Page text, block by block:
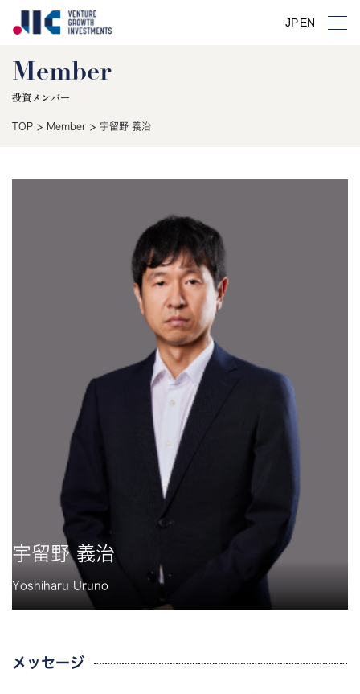
JPEN
Member
投資メンバー
TOP > Member > 宇留野 義治
宇留野 義治
Yoshiharu Uruno
メッセージ